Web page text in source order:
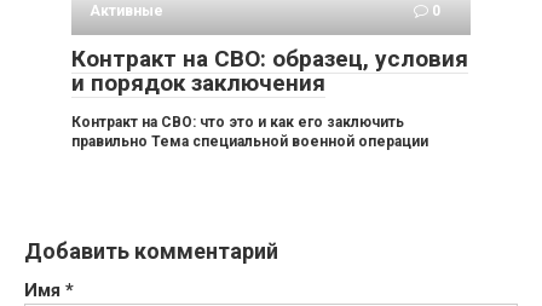
Активные
0
Контракт на СВО: образец, условия
и порядок заключения
Контракт на СВО: что это и как его заключить
правильно Тема специальной военной операции
Добавить комментарий
Имя *